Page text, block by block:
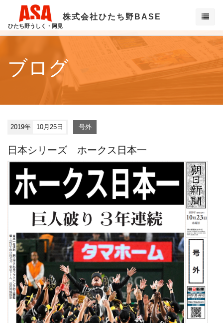
ひたち野うしく・阿見
株式会社ひたち野BASE
ブログ
2019年 10月25日 号外
日本シリーズ ホークス日本一